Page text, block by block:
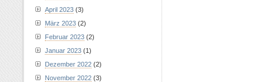
April 2023 (3)
März 2023 (2)
Februar 2023 (2)
Januar 2023 (1)
Dezember 2022 (2)
November 2022 (3)